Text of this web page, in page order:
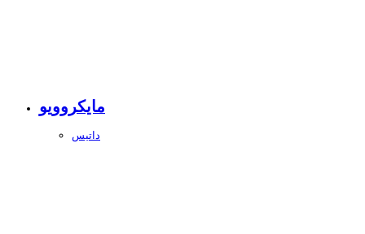
مایکروویو
داتیس